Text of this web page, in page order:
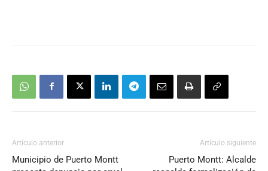
Artículo anterior
Municipio de Puerto Montt
Artículo siguiente
Puerto Montt: Alcalde